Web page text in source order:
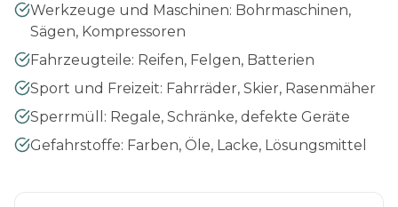
Werkzeuge und Maschinen: Bohrmaschinen,
Sägen, Kompressoren
Fahrzeugteile: Reifen, Felgen, Batterien
Sport und Freizeit: Fahrräder, Skier, Rasenmäher
Sperrmüll: Regale, Schränke, defekte Geräte
Gefahrstoffe: Farben, Öle, Lacke, Lösungsmittel